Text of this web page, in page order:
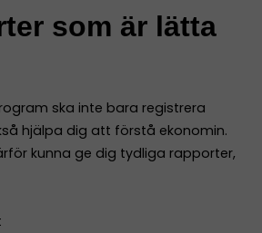
som är lätta
ska inte bara registrera
hjälpa dig att förstå ekonomin.
kunna ge dig tydliga rapporter,